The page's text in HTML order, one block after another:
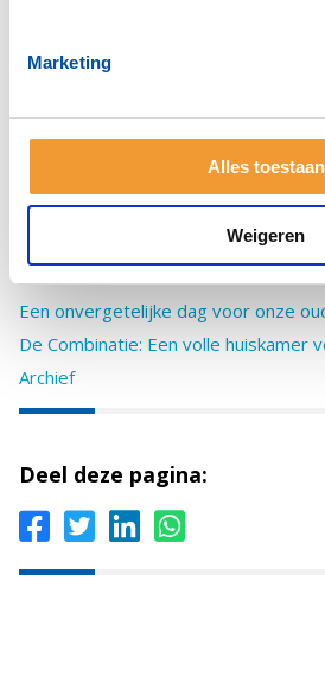
Marketing
Alles toestaan
Weigeren
Rotaryclub Ridderkerk maakt lunch
Now bij Basisschool De Piramide
Feestelijke opening snoezeltuin
Metronoom Slikkerveer
Een onvergetelijke dag voor onze
De Combinatie: Een volle huiskamer
Archief
Deel deze pagina: